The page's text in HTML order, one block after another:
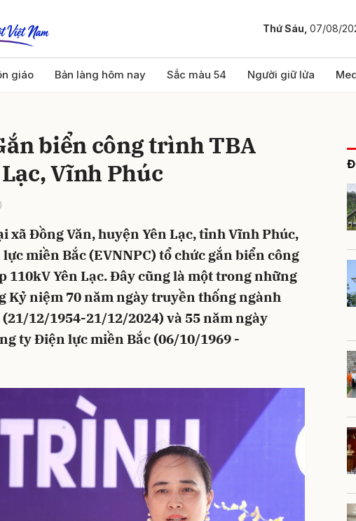
Thứ Sáu, 07/08/
giáo Bản làng hôm nay Sắc màu 54 Người giữ lửa
biển công trình TBA
Vĩnh Phúc
xã Đồng Văn, huyện Yên Lạc, tỉnh Vĩnh Phúc,
miền Bắc (EVNNPC) tổ chức gắn biển công
110kV Yên Lạc. Đây cũng là một trong những
Kỷ niệm 70 năm ngày truyền thống ngành
12/1954-21/12/2024) và 55 năm ngày
ty Điện lực miền Bắc (06/10/1969 -
Gửi bình luận
Hủy